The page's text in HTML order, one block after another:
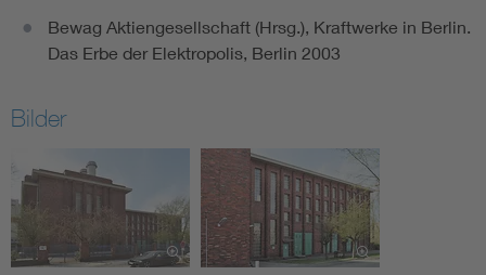
Bewag Aktiengesellschaft (Hrsg.), Kraftwerke in Berlin.
Das Erbe der Elektropolis, Berlin 2003
Bilder